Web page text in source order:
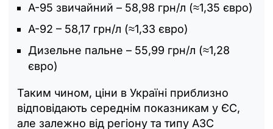
А-95 звичайний – 58,98 грн/л (≈1,35 євро)
А-92 – 58,17 грн/л (≈1,33 євро)
Дизельне пальне – 55,99 грн/л (≈1,28
євро)
Таким чином, ціни в Україні приблизно
відповідають середнім показникам у ЄС,
але залежно від регіону та типу АЗС